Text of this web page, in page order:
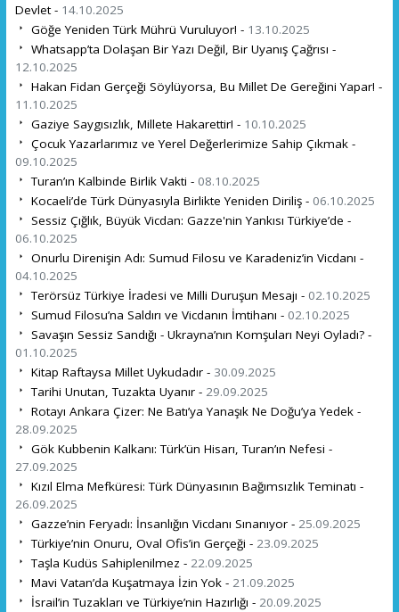
Devlet - 14.10.2025
Göğe Yeniden Türk Mührü Vuruluyor! - 13.10.2025
Whatsapp’ta Dolaşan Bir Yazı Değil, Bir Uyanış Çağrısı -
12.10.2025
Hakan Fidan Gerçeği Söylüyorsa, Bu Millet De Gereğini Yapar! -
11.10.2025
Gaziye Saygısızlık, Millete Hakarettir! - 10.10.2025
Çocuk Yazarlarımız ve Yerel Değerlerimize Sahip Çıkmak -
09.10.2025
Turan’ın Kalbinde Birlik Vakti - 08.10.2025
Kocaeli’de Türk Dünyasıyla Birlikte Yeniden Diriliş - 06.10.2025
Sessiz Çığlık, Büyük Vicdan: Gazze'nin Yankısı Türkiye’de -
06.10.2025
Onurlu Direnişin Adı: Sumud Filosu ve Karadeniz’in Vicdanı -
04.10.2025
Terörsüz Türkiye İradesi ve Milli Duruşun Mesajı - 02.10.2025
Sumud Filosu’na Saldırı ve Vicdanın İmtihanı - 02.10.2025
Savaşın Sessiz Sandığı - Ukrayna’nın Komşuları Neyi Oyladı? -
01.10.2025
Kitap Raftaysa Millet Uykudadır - 30.09.2025
Tarihi Unutan, Tuzakta Uyanır - 29.09.2025
Rotayı Ankara Çizer: Ne Batı’ya Yanaşık Ne Doğu’ya Yedek -
28.09.2025
Gök Kubbenin Kalkanı: Türk’ün Hisarı, Turan’ın Nefesi -
27.09.2025
Kızıl Elma Mefküresi: Türk Dünyasının Bağımsızlık Teminatı -
26.09.2025
Gazze’nin Feryadı: İnsanlığın Vicdanı Sınanıyor - 25.09.2025
Türkiye’nin Onuru, Oval Ofis’in Gerçeği - 23.09.2025
Taşla Kudüs Sahiplenilmez - 22.09.2025
Mavi Vatan’da Kuşatmaya İzin Yok - 21.09.2025
İsrail’in Tuzakları ve Türkiye’nin Hazırlığı - 20.09.2025